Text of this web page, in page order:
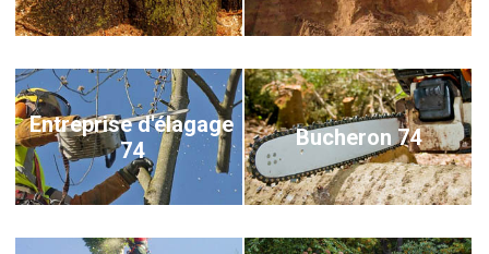
Entreprise d'élagage
74
Bucheron 74